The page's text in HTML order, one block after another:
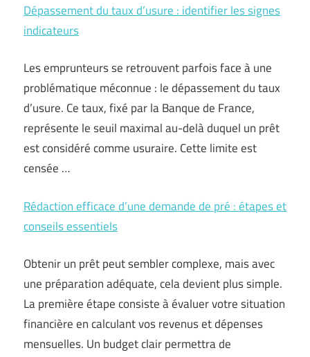
Dépassement du taux d’usure : identifier les signes
indicateurs
Les emprunteurs se retrouvent parfois face à une
problématique méconnue : le dépassement du taux
d’usure. Ce taux, fixé par la Banque de France,
représente le seuil maximal au-delà duquel un prêt
est considéré comme usuraire. Cette limite est
censée …
Rédaction efficace d’une demande de pré : étapes et
conseils essentiels
Obtenir un prêt peut sembler complexe, mais avec
une préparation adéquate, cela devient plus simple.
La première étape consiste à évaluer votre situation
financière en calculant vos revenus et dépenses
mensuelles. Un budget clair permettra de